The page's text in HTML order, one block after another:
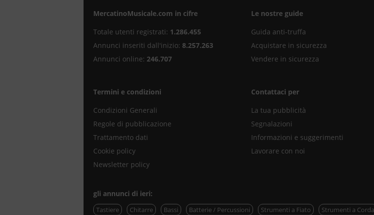
MercatinoMusicale.com in cifre
Totale utenti registrati: 1.286.455
Annunci inseriti dall'inizio: 8.257.263
Annunci online: 246.707
Le nostre guide
Guida anti-truffa
Acquistare in sicurezza
Vendere in sicurezza
Termini e condizioni
Condizioni Generali
Regole di pubblicazione
Trattamento dati
Cookie policy
Newsletter policy
Contattaci per
La tua pubblicità
Segnalazioni
Informazioni e suggerimenti
Lavorare con noi
gli annunci di ieri:
Tastiere Chitarre Bassi Batterie / Percussioni Strumenti a Fiato Strumenti a Corda